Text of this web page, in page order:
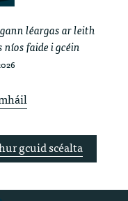
léargas ar leith
faide i gcéin
gcuid scéalta